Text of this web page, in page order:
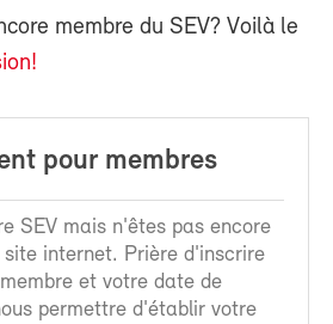
membre du SEV? Voilà le
pour membres
SEV mais n'êtes pas encore
internet. Prière d'inscrire
et votre date de
permettre d'établir votre